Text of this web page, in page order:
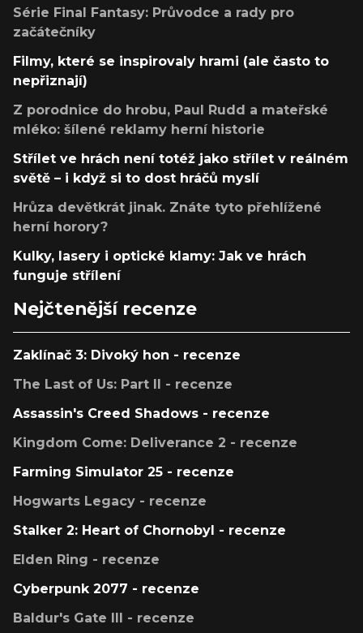
Série Final Fantasy: Průvodce a rady pro
začátečníky
Filmy, které se inspirovaly hrami (ale často to
nepřiznají)
Z porodnice do hrobu, Paul Rudd a mateřské
mléko: šílené reklamy herní historie
Střílet ve hrách není totéž jako střílet v reálném
světě – i když si to dost hráčů myslí
Hrůza devětkrát jinak. Znáte tyto přehlížené
herní horory?
Kulky, lasery i optické klamy: Jak ve hrách
funguje střílení
Nejčtenější recenze
Zaklínač 3: Divoký hon - recenze
The Last of Us: Part II - recenze
Assassin's Creed Shadows - recenze
Kingdom Come: Deliverance 2 - recenze
Farming Simulator 25 - recenze
Hogwarts Legacy - recenze
Stalker 2: Heart of Chornobyl - recenze
Elden Ring - recenze
Cyberpunk 2077 - recenze
Baldur's Gate III - recenze